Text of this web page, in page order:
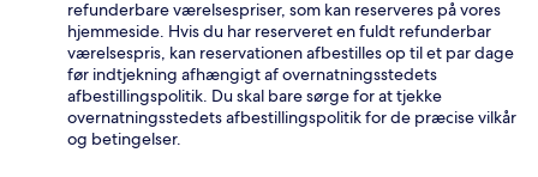
refunderbare værelsespriser, som kan reserveres på vores
hjemmeside. Hvis du har reserveret en fuldt refunderbar
værelsespris, kan reservationen afbestilles op til et par dage
før indtjekning afhængigt af overnatningsstedets
afbestillingspolitik. Du skal bare sørge for at tjekke
overnatningsstedets afbestillingspolitik for de præcise vilkår
og betingelser.